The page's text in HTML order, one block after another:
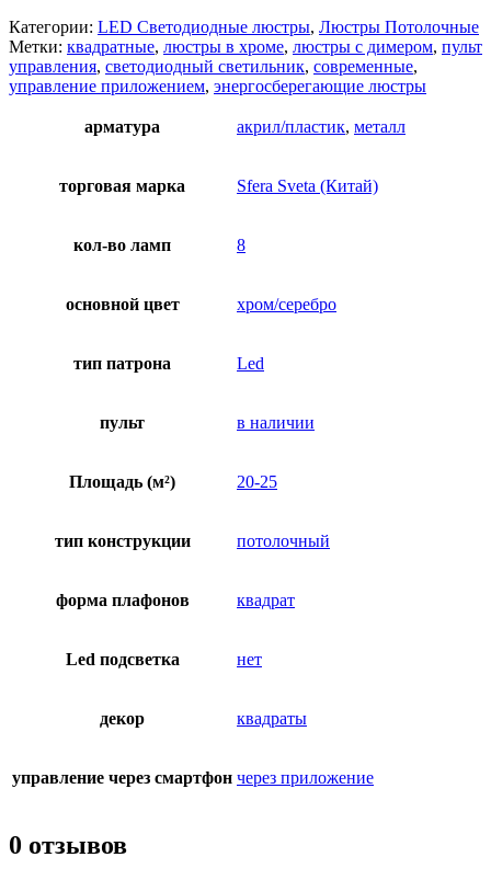
Категории: LED Светодиодные люстры, Люстры Потолочные
Метки: квадратные, люстры в хроме, люстры с димером, пульт
управления, светодиодный светильник, современные,
управление приложением, энергосберегающие люстры
арматура акрил/пластик, металл
торговая марка Sfera Sveta (Китай)
кол-во ламп 8
основной цвет хром/серебро
тип патрона Led
пульт в наличии
Площадь (м²) 20-25
тип конструкции потолочный
форма плафонов квадрат
Led подсветка нет
декор квадраты
управление через смартфон через приложение
0 отзывов